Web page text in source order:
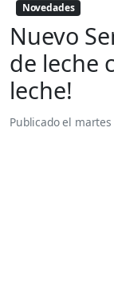
Novedades
Nuevo
de leche
leche!
Publicado el martes